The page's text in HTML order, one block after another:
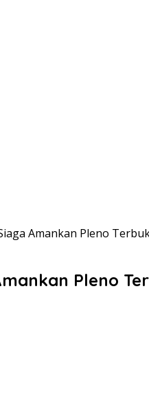
Amankan Pleno
Pleno